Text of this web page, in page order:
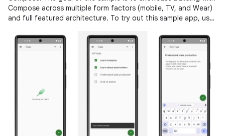
Compose across multiple form factors (mobile, TV, and Wear)
and full featured architecture. To try out this sample app, use